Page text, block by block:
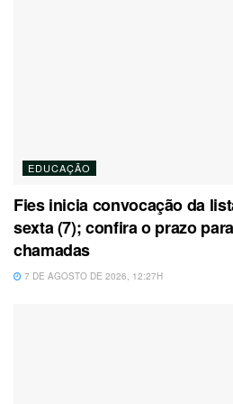
EDUCAÇÃO
Fies inicia convocação da
sexta (7); confira o prazo
chamadas
7 DE AGOSTO DE 2026, 12:27H